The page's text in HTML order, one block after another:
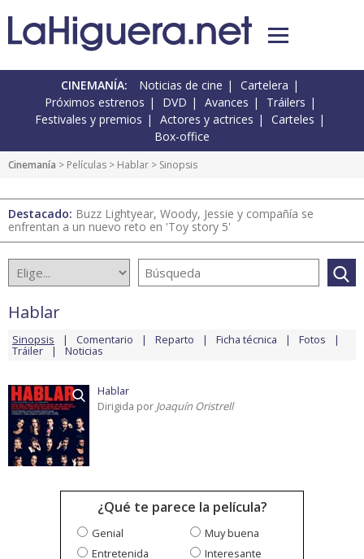
CINEMANÍA: Noticias de cine
Cartelera
Próximos estrenos
DVD Avances
Tráilers
Festivales y premios
Actores y actrices
Carteles
Box-office
Cinemanía > Películas > Hablar > Sinopsis
Destacado: Buzz Lightyear, Woody, Jessie y compañía se
enfrentan a un nuevo reto en 'Toy story 5'
Hablar
Sinopsis Comentario Reparto Ficha técnica Fotos
Tráiler Noticias
Hablar
Dirigida por Joaquín Oristrell
¿Qué te parece la película?
Genial
Muy buena
Entretenida
Interesante